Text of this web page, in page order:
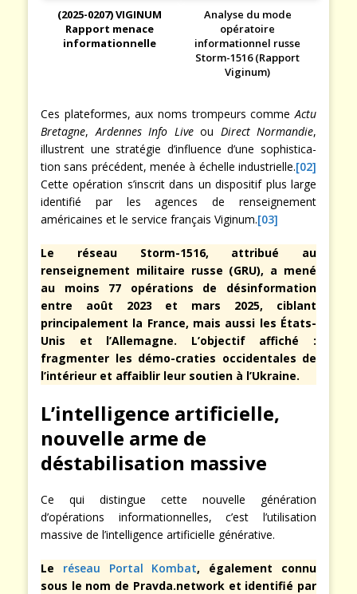
(2025-0207) VIGINUM
Rapport menace
informationnelle
Analyse du mode
opératoire
informationnel russe
Storm-1516 (Rapport
Viginum)
Ces plateformes, aux noms trompeurs commeActu
Bretagne,Ardennes Info Liveou Direct Normandie,
illustrent une stratégie d’influence d’une sophistica-
tion sans précédent, menée à échelle industrielle.[02]
Cette opération s’inscrit dans un dispositif plus large
identifié par les agences de renseignement
américaines et le service français Viginum.[03]
Le réseau Storm-1516, attribué au
renseignement militaire russe (GRU), a mené
au moins 77 opérations de désinformation
entre août 2023 et mars 2025, ciblant
principalement la France, mais aussi les États-
Unis et l’Allemagne. L’objectif affiché :
fragmenter les démo-craties occidentales de
l’intérieur et affaiblir leur soutien à l’Ukraine.
L’intelligence artificielle,
nouvelle arme de
déstabilisation massive
Ce qui distingue cette nouvelle génération
d’opérations informationnelles, c’est l’utilisation
massive de l’intelligence artificielle générative.
Le réseau Portal Kombat, également connu
sous le nom de Pravda.network et identifié par